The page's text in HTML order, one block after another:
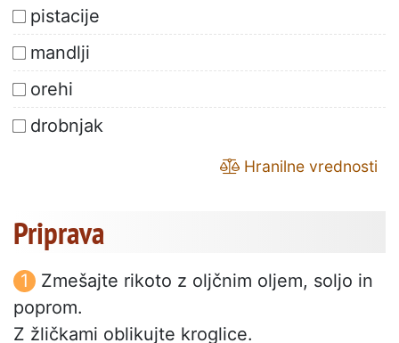
pistacije
mandlji
orehi
drobnjak
Hranilne vrednosti
Priprava
Zmešajte rikoto z oljčnim oljem, soljo in
poprom.
Z žličkami oblikujte kroglice.